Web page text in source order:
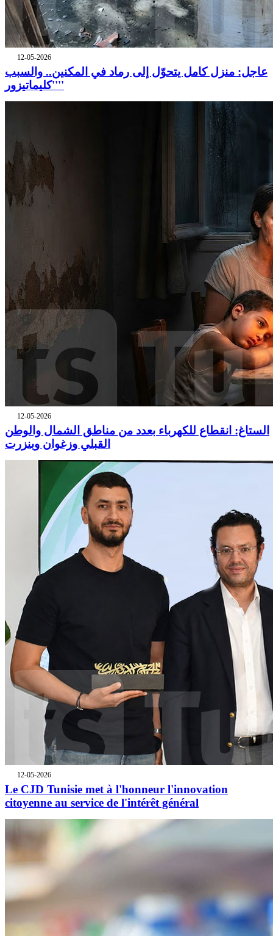
12-05-2026
عاجل: منزل كامل يتحوّل إلى رماد في المكنين.. والسبب
''كليماتيزور''
12-05-2026
الستاغ: انقطاع للكهرباء بعدد من مناطق الشمال والوطن
القبلي وزغوان وبنزرت
12-05-2026
Le CJD Tunisie met à l'honneur l'innovation
citoyenne au service de l'intérêt général